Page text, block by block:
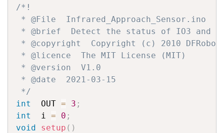
/*!
* @File  Infrared_Approach_Sensor.ino
* @brief  Detect the status of IO3
* @copyright  Copyright (c) 2010
* @licence  The MIT License (MIT)
* @version  V1.0
* @date  2021-03-15
*/
int
  OUT
= 3 ;
int
  i
= 0 ;
void
setup ( )